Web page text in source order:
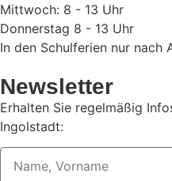
Mittwoch: 8 - 13 Uhr
Donnerstag 8 - 13 Uhr
In den Schulferien nur nach
Newsletter
Erhalten Sie regelmäßig
Ingolstadt: